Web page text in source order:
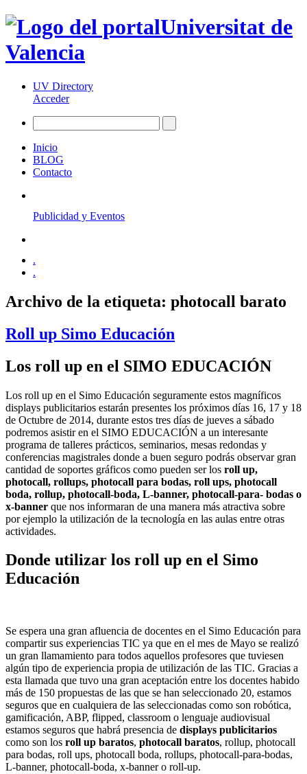
Universitat de
Valencia
UV Directory
Acceder
Inicio
BLOG
Contacto
Publicidad y Eventos
.
.
Archivo de la etiqueta: photocall barato
Roll up Simo Educación
Los roll up en el SIMO EDUCACIÓN
Los roll up en el Simo Educación seguramente estos magníficos
displays publicitarios estarán presentes los próximos días 16, 17 y 18
de Octubre de 2014, durante estos tres días de jueves a sábado
podremos asistir en el SIMO EDUCACIÓN a un interesante
programa de talleres prácticos, seminarios, mesas redondas y
conferencias magistrales donde a buen seguro podrás observar gran
cantidad de soportes gráficos como pueden ser los roll up,
photocall, rollups, photocall para bodas, roll ups, photocall
boda, rollup, photocall-boda, L-banner, photocall-para- bodas o
x-banner que nos informaran de una manera más atractiva sobre
por ejemplo la utilización de la tecnología en las aulas entre otras
actividades.
Donde utilizar los roll up en el Simo
Educación
Se espera una gran afluencia de docentes en el Simo Educación para
compartir sus experiencias TIC ya que en el mes de Mayo se realizó
un gran llamamiento para todos aquellos profesores que tuviesen
algún tipo de experiencia propia de utilización de las TIC. Gracias a
esta llamada que tuvo una gran aceptación entre los docentes habido
más de 150 propuestas de las que se han seleccionado 20, estamos
seguros que en cualquiera de las seleccionadas como son robótica,
gamificación, ABP, flipped, classroom o lenguaje audiovisual
estamos seguros que habrá presencia de displays publicitarios
como son los roll up baratos, photocall baratos, rollup, photocall
para bodas, roll ups, photocall boda, rollups, photocall-para-bodas,
L-banner, photocall-boda, x-banner o roll-up.